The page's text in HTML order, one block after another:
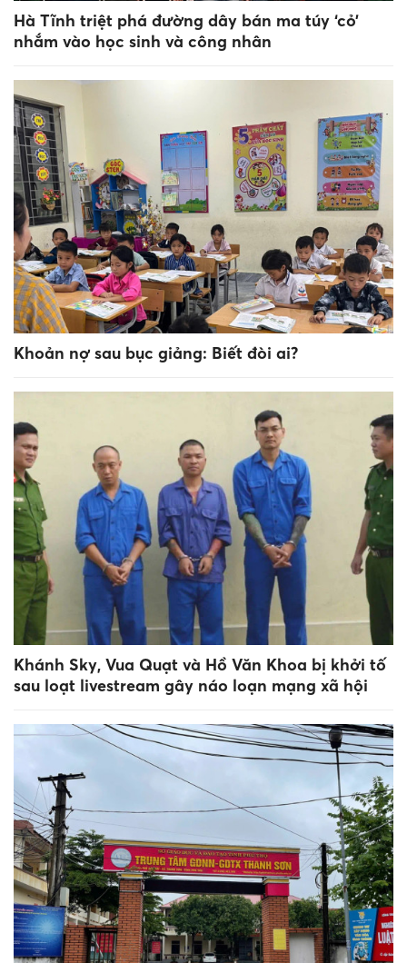
Hà Tĩnh triệt phá đường dây bán ma túy ‘cỏ’
nhắm vào học sinh và công nhân
Khoản nợ sau bục giảng: Biết đòi ai?
Khánh Sky, Vua Quạt và Hồ Văn Khoa bị khởi tố
sau loạt livestream gây náo loạn mạng xã hội